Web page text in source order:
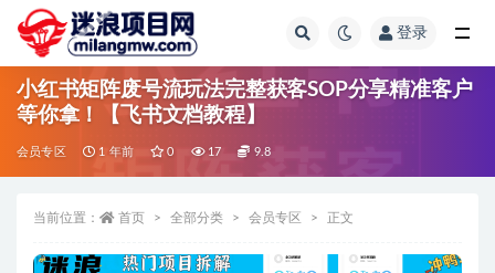
登录
小红书矩阵废号流玩法完整获客SOP分享精准客户
等你拿！【飞书文档教程】
会员专区 1 年前 0 17 9.8
当前位置： 首页 全部分类 会员专区 正文
全部